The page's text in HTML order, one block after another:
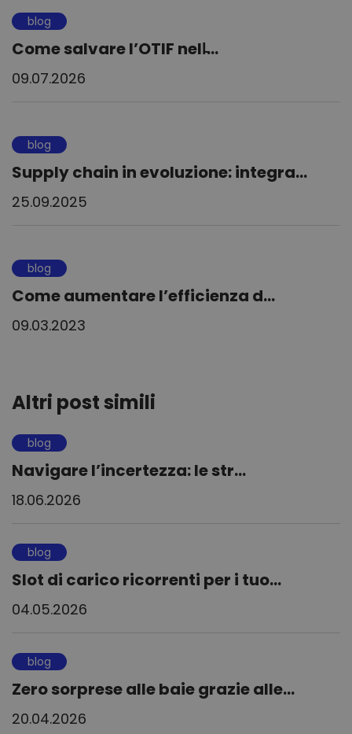
blog
Come salvare l’OTIF nell̵...
09.07.2026
blog
Supply chain in evoluzione: integra...
25.09.2025
blog
Come aumentare l’efficienza d...
09.03.2023
Altri post simili
blog
Navigare l’incertezza: le str...
18.06.2026
blog
Slot di carico ricorrenti per i tuo...
04.05.2026
blog
Zero sorprese alle baie grazie alle...
20.04.2026